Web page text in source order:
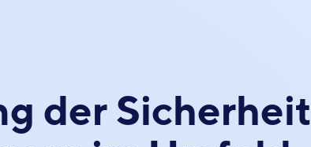
der Sicherheit